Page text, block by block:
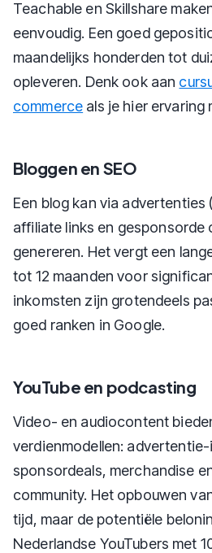
Teachable en Skillshare
eenvoudig. Een goed
maandelijks honderden tot
opleveren. Denk ook aan
commerce als je hier ervaring
Bloggen en SEO
Een blog kan via advertenties
affiliate links en gesponsorde
genereren. Het vergt een
tot 12 maanden voor
inkomsten zijn grotendeels
goed ranken in Google.
YouTube en podcasting
Video- en audiocontent
verdienmodellen:
sponsordeals, merchandise
community. Het opbouwen
tijd, maar de potentiële
Nederlandse YouTubers met